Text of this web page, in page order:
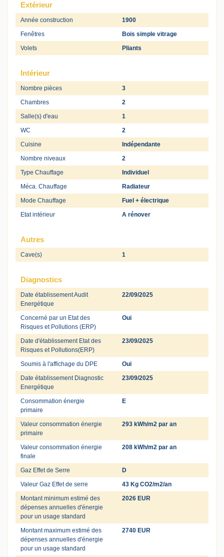
Extérieur
Année construction
1900
Fenêtres
Bois simple vitrage
Volets
Pliants
Intérieur
Nombre pièces
3
Chambres
2
Salle(s) d'eau
1
WC
2
Cuisine
Indépendante
Nombre niveaux
2
Type Chauffage
Individuel
Méca. Chauffage
Radiateur
Mode Chauffage
Fuel + électrique
Etat intérieur
A rénover
Autres
Cave(s) 1
Diagnostics
Date établissement Audit
Energétique
22/09/2025
Concerné par un Etat des
Risques et Pollutions (ERP)
Oui
Date d'établissement Etat des
Risques et Pollutions(ERP)
23/09/2025
Soumis à l'affichage du DPE
Oui
Date établissement Diagnostic
Energétique
23/09/2025
Consommation énergie
primaire
E
Valeur consommation énergie
primaire
293 kWh/m2 par an
Valeur consommation énergie
finale
208 kWh/m2 par an
Gaz Effet de Serre
D
Valeur Gaz Effet de serre
43 Kg CO2/m2/an
Montant minimum estimé des
dépenses annuelles d'énergie
pour un usage standard
2026 EUR
Montant maximum estimé des
dépenses annuelles d'énergie
pour un usage standard
2740 EUR